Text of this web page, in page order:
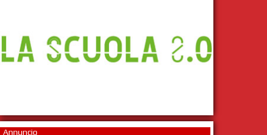
Annuncio